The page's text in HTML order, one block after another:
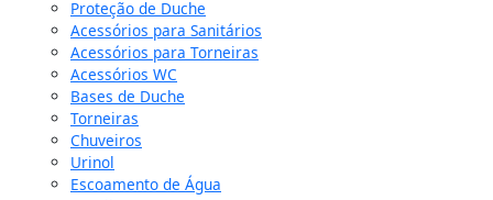
Proteção de Duche
Acessórios para Sanitários
Acessórios para Torneiras
Acessórios WC
Bases de Duche
Torneiras
Chuveiros
Urinol
Escoamento de Água